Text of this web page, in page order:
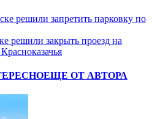
решили запретить парковку по
решили закрыть проезд на
ЕЩЕ ОТ АВТОРА